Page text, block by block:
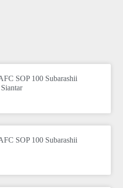
SOP 100 Subarashii
SOP 100 Subarashii